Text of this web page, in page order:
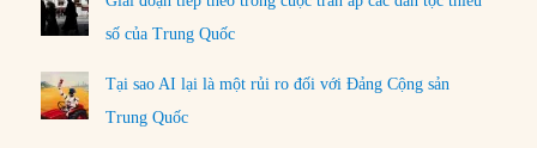
số của Trung Quốc
Tại sao AI lại là một rủi ro đối với Đảng Cộng sản
Trung Quốc